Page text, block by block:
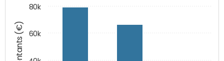
Montants (€) 60k
80k